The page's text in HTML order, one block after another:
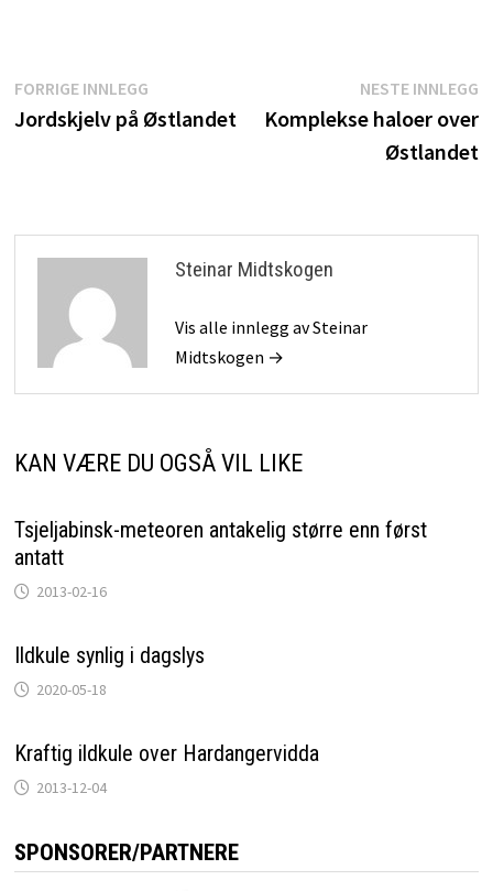
Innleggsnavigasjon
FORRIGE INNLEGGForrige
innlegg:
Jordskjelv på Østlandet
NESTE INNLEGG
Komplekse haloer over
Østlandet
Steinar Midtskogen
Vis alle innlegg av Steinar
Midtskogen →
KAN VÆRE DU OGSÅ VIL LIKE
Tsjeljabinsk-meteoren antakelig større enn først
antatt
2013-02-16
Ildkule synlig i dagslys
2020-05-18
Kraftig ildkule over Hardangervidda
2013-12-04
SPONSORER/PARTNERE